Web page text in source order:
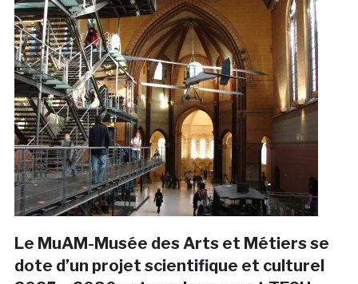
Le MuAM-Musée des Arts et Métiers se
dote d’un projet scientifique et culturel